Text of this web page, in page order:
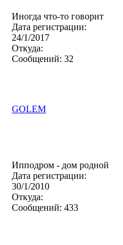
Иногда что-то говорит
Дата регистрации:
24/1/2017
Откуда:
Сообщений: 32
GOLEM
Ипподром - дом родной
Дата регистрации:
30/1/2010
Откуда:
Сообщений: 433